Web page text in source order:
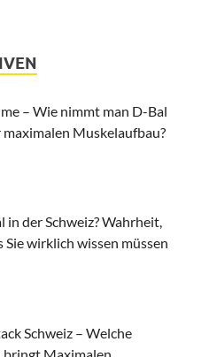
– Wie nimmt man D-Bal
Muskelaufbau?
in der Schweiz? Wahrheit,
Sie wirklich wissen müssen
Schweiz – Welche